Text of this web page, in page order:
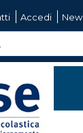
Accedi